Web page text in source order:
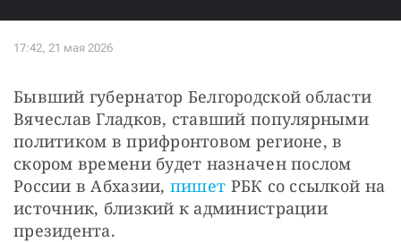
Бывший губернатор Белгородской области
Вячеслав Гладков, ставший популярными
политиком в прифронтовом регионе, в
скором времени будет назначен послом
России в Абхазии, пишет РБК со ссылкой на
источник, близкий к администрации
президента.